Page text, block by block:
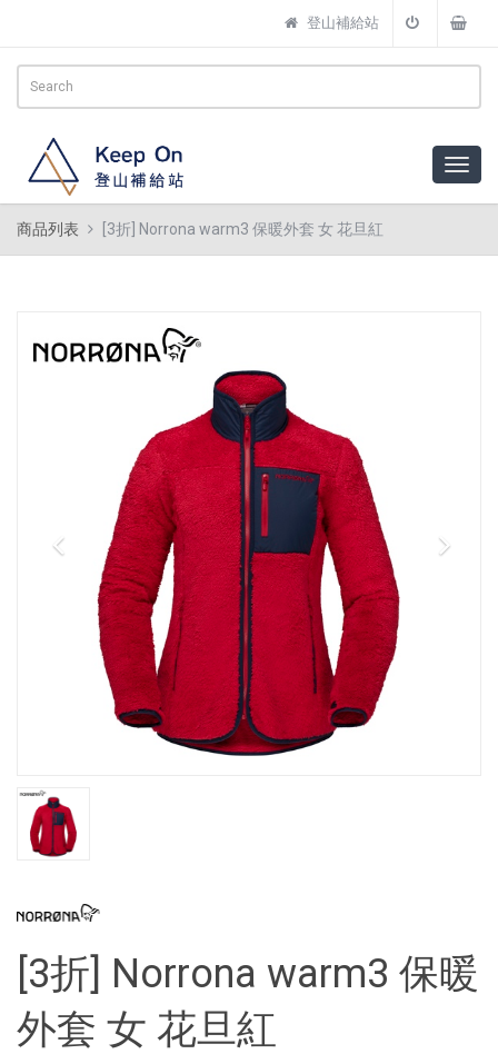
登山補給站
商品列表 [3折] Norrona warm3 保暖外套 女 花旦紅
[3折] Norrona warm3 保暖
外套 女 花旦紅